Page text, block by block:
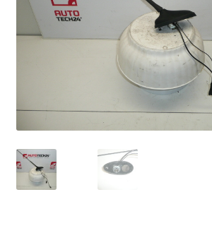
Minha conta
Pagamentos
Política de Privacidade
Procedimento de Reclamação